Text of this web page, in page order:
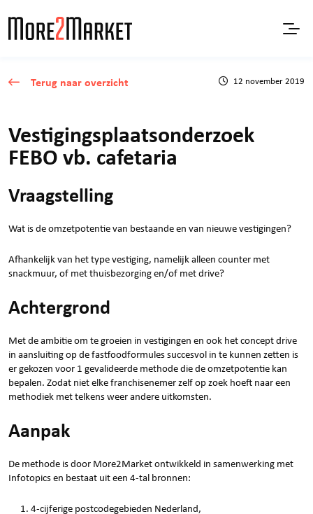
Terug naar overzicht 12 november 2019
Vestigingsplaatsonderzoek
FEBO vb. cafetaria
Vraagstelling
Wat is de omzetpotentie van bestaande en van nieuwe vestigingen?
Afhankelijk van het type vestiging, namelijk alleen counter met
snackmuur, of met thuisbezorging en/of met drive?
Achtergrond
Met de ambitie om te groeien in vestigingen en ook het concept drive
in aansluiting op de fastfoodformules succesvol in te kunnen zetten is
er gekozen voor 1 gevalideerde methode die de omzetpotentie kan
bepalen. Zodat niet elke franchisenemer zelf op zoek hoeft naar een
methodiek met telkens weer andere uitkomsten.
Aanpak
De methode is door More2Market ontwikkeld in samenwerking met
Infotopics en bestaat uit een 4-tal bronnen:
4-cijferige postcodegebieden Nederland,